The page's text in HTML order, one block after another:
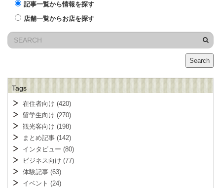
記事一覧から情報を探す
店舗一覧からお店を探す
Search
Tags
在住者向け (420)
留学生向け (270)
観光客向け (198)
まとめ記事 (142)
インタビュー (80)
ビジネス向け (77)
体験記事 (63)
イベント (24)